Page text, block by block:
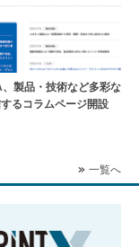
製品・技術など多彩な
るコラムページ開設
一覧へ